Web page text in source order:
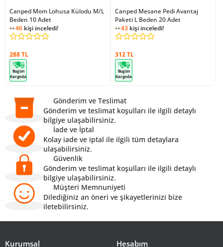
Canped Mom Lohusa Külodu M/L
Beden 10 Adet
46 kişi inceledi!
288 TL
Bugün
Kargoda
Canped Mesane Pedi Avantaj
Paketi L Beden 20 Adet
43 kişi inceledi!
312 TL
Bugün
Kargoda
Gönderim ve Teslimat
Gönderim ve teslimat koşulları ile ilgili detaylı
bilgiye ulaşabilirsiniz.
İade ve İptal
Kolay iade ve iptal ile ilgili tüm detaylara
ulaşabilirsiniz.
Güvenlik
Gönderim ve teslimat koşulları ile ilgili detaylı
bilgiye ulaşabilirsiniz.
Müşteri Memnuniyeti
Dilediğiniz an öneri ve şikayetlerinizi bize
iletebilirsiniz.
Kurumsal Hesabım